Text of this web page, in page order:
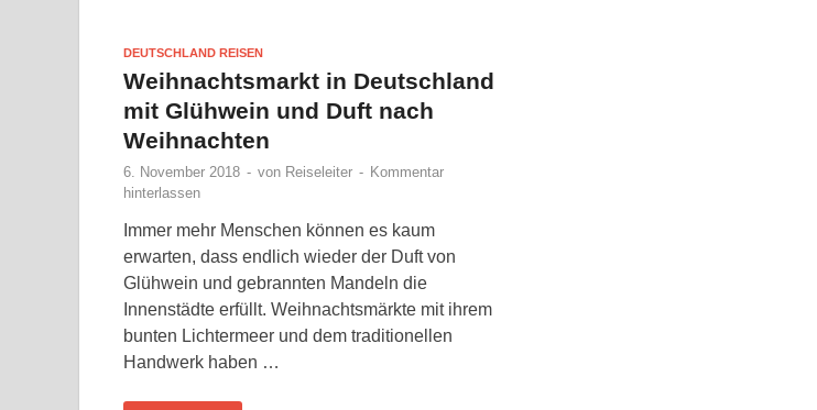
DEUTSCHLAND REISEN
Weihnachtsmarkt in Deutschland
mit Glühwein und Duft nach
Weihnachten
6. November 2018 - von Reiseleiter - Kommentar
hinterlassen
Immer mehr Menschen können es kaum
erwarten, dass endlich wieder der Duft von
Glühwein und gebrannten Mandeln die
Innenstädte erfüllt. Weihnachtsmärkte mit ihrem
bunten Lichtermeer und dem traditionellen
Handwerk haben …